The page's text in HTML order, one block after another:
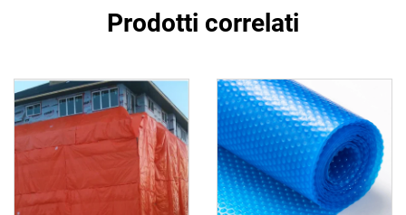
Prodotti correlati